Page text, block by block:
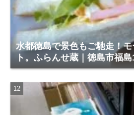
水都徳島で景色もご馳走！
ト。ふらんせ蔵｜徳島市福島